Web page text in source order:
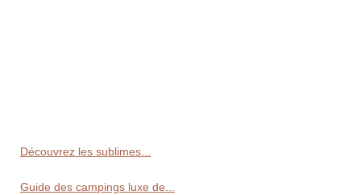
Découvrez les sublimes...
Guide des campings luxe de...